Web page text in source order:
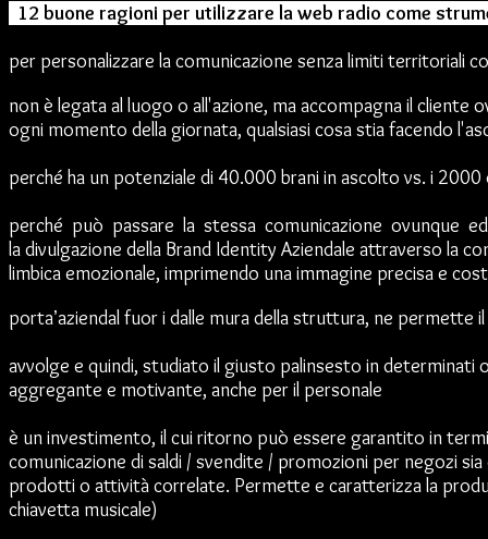
12 buone ragioni per utilizzare la web radio come
per personalizzare la comunicazione senza limiti territoriali
non è legata al luogo o all'azione, ma accompagna il cliente
ogni momento della giornata, qualsiasi cosa stia facendo
perché ha un potenziale di 40.000 brani in ascolto vs. i 2000
perché può passare la stessa comunicazione ovunque
la divulgazione della Brand Identity Aziendale attraverso la
limbica emozionale, imprimendo una immagine precisa e
portaʼaziendal fuor i dalle mura della struttura, ne
avvolge e quindi, studiato il giusto palinsesto in
aggregante e motivante, anche per il personale
è un investimento, il cui ritorno può essere garantito in
comunicazione di saldi / svendite / promozioni per negozi
prodotti o attività correlate. Permette e caratterizza la
chiavetta musicale)